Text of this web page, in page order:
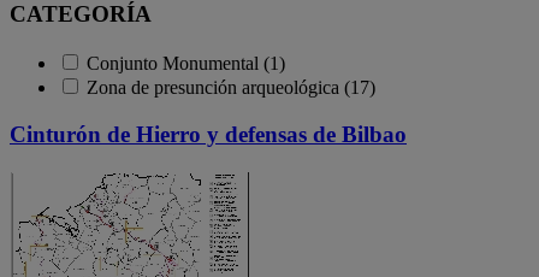
CATEGORÍA
Conjunto Monumental (1)
Zona de presunción arqueológica (17)
Cinturón de Hierro y defensas de Bilbao